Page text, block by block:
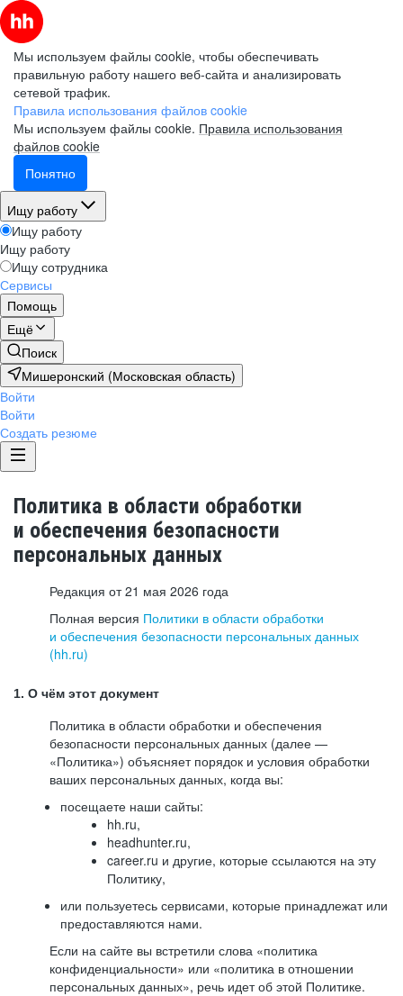
Мы используем файлы cookie, чтобы обеспечивать
правильную работу нашего веб-сайта и анализировать
сетевой трафик.
Правила использования файлов cookie
Мы используем файлы cookie. Правила использования
файлов cookie
Понятно
Ищу работу
Ищу работу
Ищу работу
Ищу сотрудника
Сервисы
Помощь
Ещё
Поиск
Мишеронский (Московская область)
Войти
Войти
Создать резюме
Политика в области обработки
и обеспечения безопасности
персональных данных
Редакция от 21 мая 2026 года
Полная версия Политики в области обработки
и обеспечения безопасности персональных данных
(hh.ru)
1. О чём этот документ
Политика в области обработки и обеспечения
безопасности персональных данных (далее —
«Политика») объясняет порядок и условия обработки
ваших персональных данных, когда вы:
посещаете наши сайты:
hh.ru,
headhunter.ru,
career.ru и другие, которые ссылаются на эту
Политику,
или пользуетесь сервисами, которые принадлежат или
предоставляются нами.
Если на сайте вы встретили слова «политика
конфиденциальности» или «политика в отношении
персональных данных», речь идет об этой Политике.